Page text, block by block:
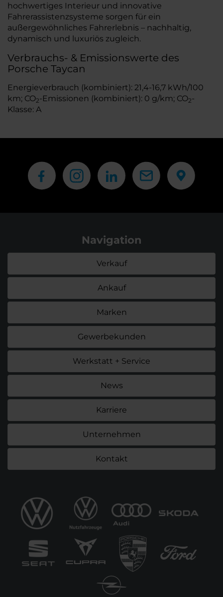
hochwertiges Interieur und innovative
Fahrerassistenzsysteme sorgen für ein
außergewöhnliches Fahrerlebnis – nachhaltig,
dynamisch und luxuriös zugleich.
Verbrauchs- & Emissionswerte des
Porsche Taycan
Energieverbrauch (kombiniert): 21,4-16,7 kWh/100
km; CO2-Emissionen (kombiniert): 0 g/km; CO2-
Klasse: A
Navigation
Verkauf
Ankauf
Marken
Gewerbekunden
Werkstatt + Service
News
Karriere
Unternehmen
Kontakt